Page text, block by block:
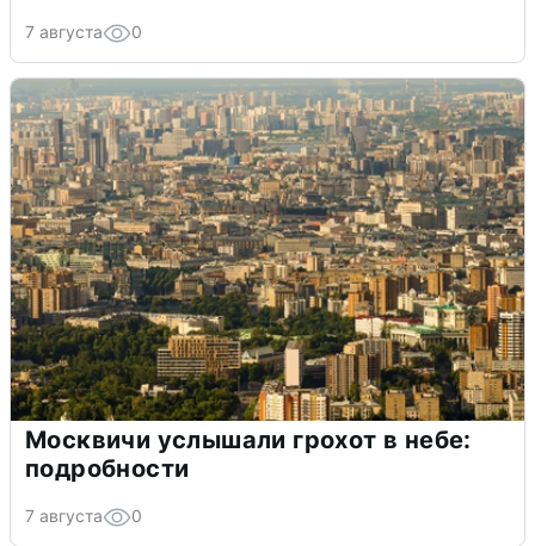
7 августа 0
Москвичи услышали грохот в небе:
подробности
7 августа 0